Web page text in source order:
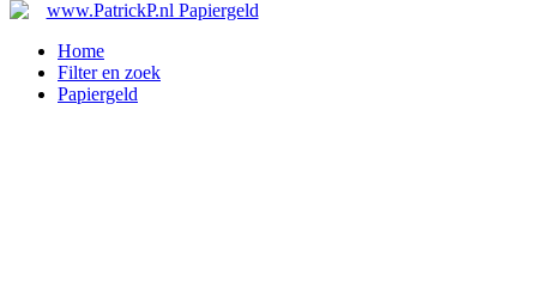
Home
Filter en zoek
Papiergeld